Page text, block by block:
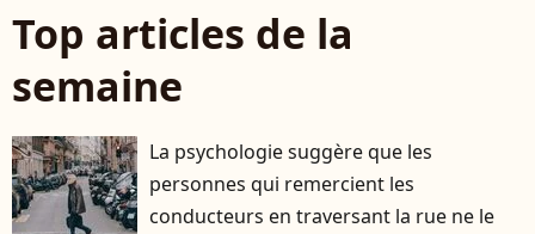
Top articles de la
semaine
La psychologie suggère que les
personnes qui remercient les
conducteurs en traversant la rue ne le